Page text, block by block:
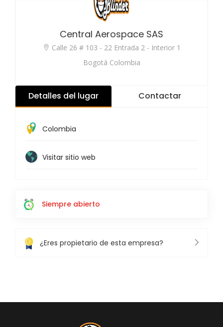
Central Aerospace SAS
Calle 26 # 103 - 22 Entrada 2 - Interior 1
Bogotá Colombia
Detalles del lugar Contactar
Colombia
Visitar sitio web
Siempre abierto
¿Eres propietario de esta empresa?